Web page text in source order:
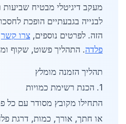
מעקב דיגיטלי מבטיח שביעות
לבנייה בגבעתיים הופכת
הזה. לפרטים נוספים, צרו קשר
פלדה. התהליך פשוט, שקוף
תהליך הזמנה מומלץ
1. הכנת רשימת כמויות
התחילו מקובץ מסודר עם כל
או חתך, אורך, כמות, דרגת